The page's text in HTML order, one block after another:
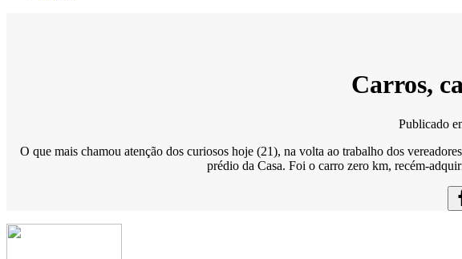
Carros,
Publicado
O que mais chamou atenção dos curiosos hoje (21), na volta ao trabalho dos
prédio da Casa. Foi o carro zero km, recém-